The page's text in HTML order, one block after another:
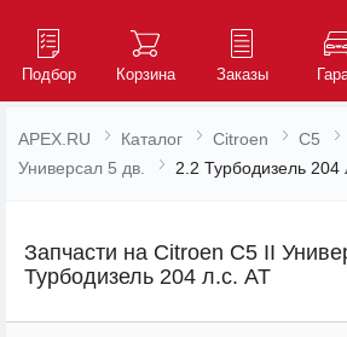
Подбор Корзина Заказы
APEX.RU Каталог Citroen C5
Универсал 5 дв.
2.2 Турбодизель 204
Запчасти на Citroen C5 II
Турбодизель 204 л.с. AT